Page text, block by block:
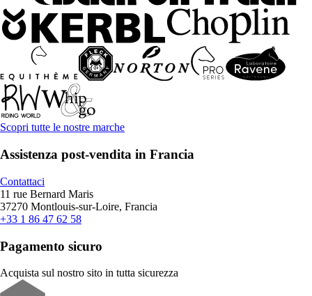
Scopri tutte le nostre marche
Assistenza post-vendita in Francia
Contattaci
11 rue Bernard Maris
37270 Montlouis-sur-Loire, Francia
+33 1 86 47 62 58
Pagamento sicuro
Acquista sul nostro sito in tutta sicurezza